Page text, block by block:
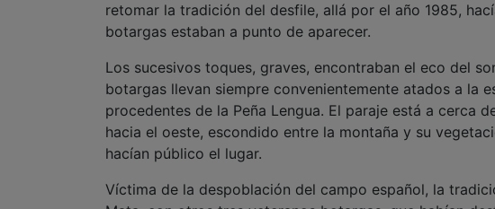
retomar la tradición del desfile, allá por el año 1985,
botargas estaban a punto de aparecer.
Los sucesivos toques, graves, encontraban el eco del
botargas llevan siempre convenientemente atados a la
procedentes de la Peña Lengua. El paraje está a cerca
hacia el oeste, escondido entre la montaña y su
hacían público el lugar.
Víctima de la despoblación del campo español, la